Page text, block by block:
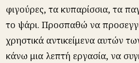
φιγούρες, τα κυπαρίσσια, τα
το ψάρι. Προσπαθώ να
χρηστικά αντικείμενα αυτών
κάνω μια λεπτή εργασία, να